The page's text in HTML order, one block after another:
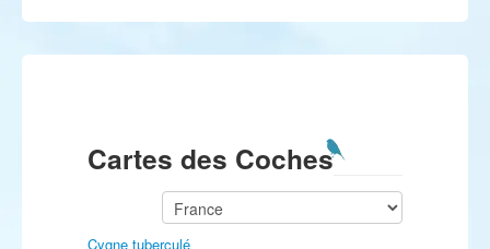
Cartes des Coches
Cygne tuberculé